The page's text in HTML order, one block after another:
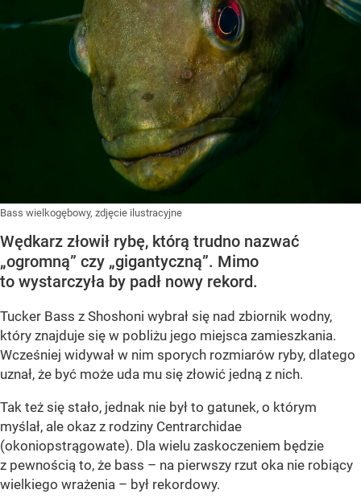
Bass wielkogębowy, zdjęcie ilustracyjne
Wędkarz złowił rybę, którą trudno nazwać
„ogromną” czy „gigantyczną”. Mimo
to wystarczyła by padł nowy rekord.
Tucker Bass z Shoshoni wybrał się nad zbiornik wodny,
który znajduje się w pobliżu jego miejsca zamieszkania.
Wcześniej widywał w nim sporych rozmiarów ryby, dlatego
uznał, że być może uda mu się złowić jedną z nich.
Tak też się stało, jednak nie był to gatunek, o którym
myślał, ale okaz z rodziny Centrarchidae
(okoniopstrągowate). Dla wielu zaskoczeniem będzie
z pewnością to, że bass – na pierwszy rzut oka nie robiący
wielkiego wrażenia – był rekordowy.